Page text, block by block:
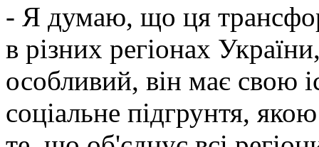
- Я думаю, що ця
в різних регіонах
особливий, він має свою
соціальне підгрунтя,